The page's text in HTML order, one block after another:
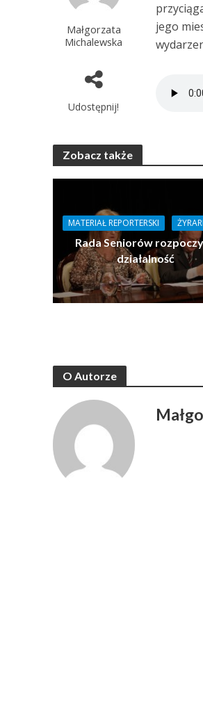
Małgorzata
Michalewska
Udostępnij!
jego
Zobacz także
MATERIAŁ REPORTERSKI
Rada Seniorów
działalność
O Autorze